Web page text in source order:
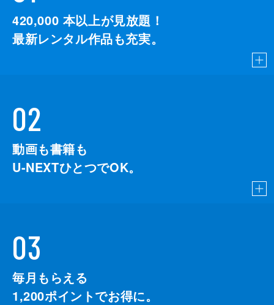
420,000 本以上が見放題！
最新レンタル作品も充実。
02
動画も書籍も
U-NEXTひとつでOK。
03
毎月もらえる
1,200ポイントでお得に。